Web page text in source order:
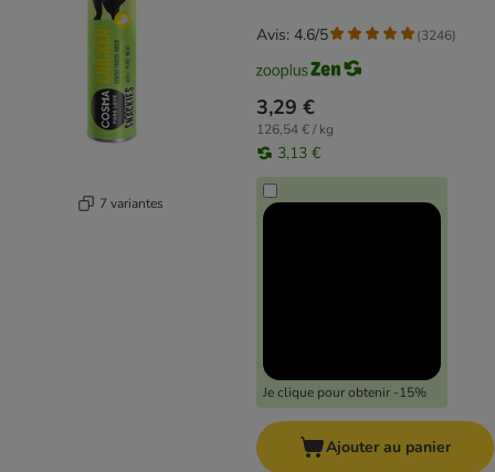
7 variantes
3,29 €
126,54 € / kg
3,13 €
Je clique pour obtenir -15%
Avis: 4.6/5 (3246)
Ajouter au panier